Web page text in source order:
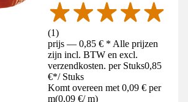
(1)
prijs — 0,85 € * Alle prijzen
zijn incl. BTW en excl.
verzendkosten. per Stuks0,85
€*/ Stuks
Komt overeen met 0,09 € per
m(0,09 €/ m)